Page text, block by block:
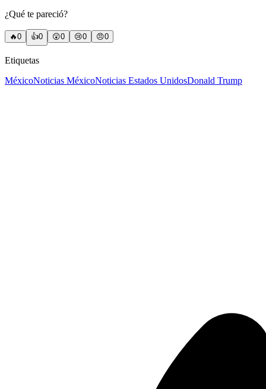
¿Qué te pareció?
🔥0 👍0 😲0 😢0 😠0
Etiquetas
MéxicoNoticias MéxicoNoticias Estados UnidosDonald Trump